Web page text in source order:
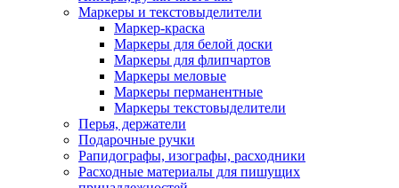
Маркеры и текстовыделители
Маркер-краска
Маркеры для белой доски
Маркеры для флипчартов
Маркеры меловые
Маркеры перманентные
Маркеры текстовыделители
Перья, держатели
Подарочные ручки
Рапидографы, изографы, расходники
Расходные материалы для пишущих